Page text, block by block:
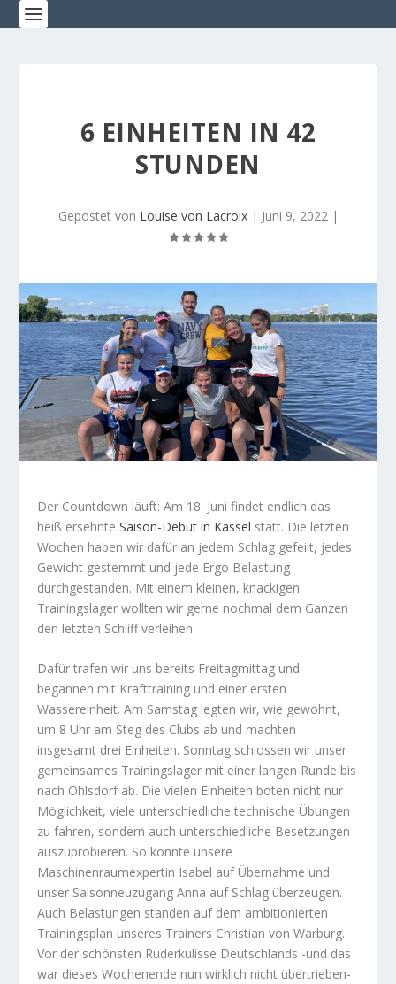
6 EINHEITEN IN 42
STUNDEN
Gepostet von Louise von Lacroix| Juni 9, 2022 |
Der Countdown läuft: Am 18. Juni findet endlich das
heiß ersehnteSaison-Debüt in Kassel statt. Die letzten
Wochen haben wir dafür an jedem Schlag gefeilt, jedes
Gewicht gestemmt und jede Ergo Belastung
durchgestanden. Mit einem kleinen, knackigen
Trainingslager wollten wir gerne nochmal dem Ganzen
den letzten Schliff verleihen.
Dafür trafen wir uns bereits Freitagmittag und
begannen mit Krafttraining und einer ersten
Wassereinheit. Am Samstag legten wir, wie gewohnt,
um 8 Uhr am Steg des Clubs ab und machten
insgesamt drei Einheiten. Sonntag schlossen wir unser
gemeinsames Trainingslager mit einer langen Runde bis
nach Ohlsdorf ab. Die vielen Einheiten boten nicht nur
Möglichkeit, viele unterschiedliche technische Übungen
zu fahren, sondern auch unterschiedliche Besetzungen
auszuprobieren. So konnte unsere
Maschinenraumexpertin Isabel auf Übernahme und
unser Saisonneuzugang Anna auf Schlag überzeugen.
Auch Belastungen standen auf dem ambitionierten
Trainingsplan unseres Trainers Christian von Warburg.
Vor der schönsten Ruderkulisse Deutschlands -und das
war dieses Wochenende nun wirklich nicht übertrieben-